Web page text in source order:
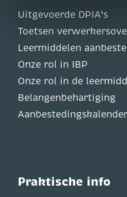
Uitgevoerde DPIA’s
Toetsen
Leermiddelen
Onze rol in IBP
Onze rol in de
Belangenbehartiging
Aanbestedingskalender
Praktische info